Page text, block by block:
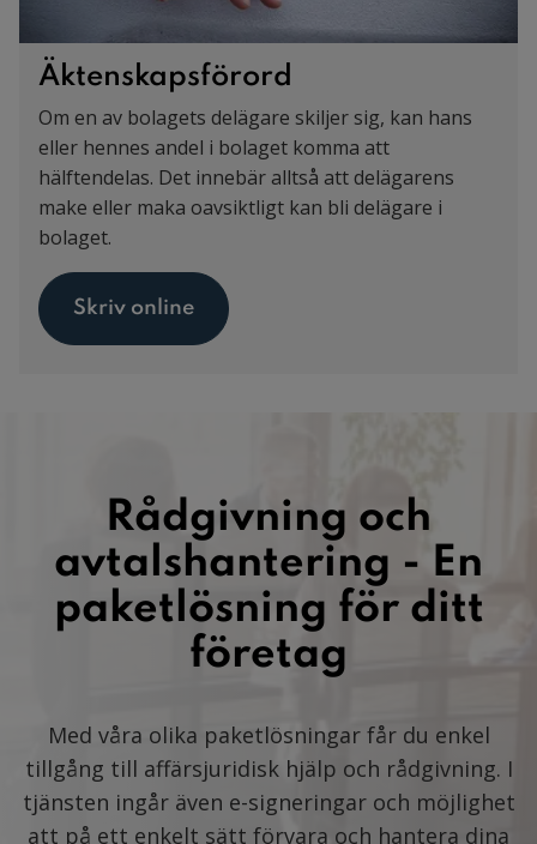
Äktenskapsförord
Om en av bolagets delägare skiljer sig, kan hans
eller hennes andel i bolaget komma att
hälftendelas. Det innebär alltså att delägarens
make eller maka oavsiktligt kan bli delägare i
bolaget.
Skriv online
Rådgivning och
avtalshantering - En
paketlösning för ditt
företag
Med våra olika paketlösningar får du enkel
tillgång till affärsjuridisk hjälp och rådgivning. I
tjänsten ingår även e-signeringar och möjlighet
att på ett enkelt sätt förvara och hantera dina